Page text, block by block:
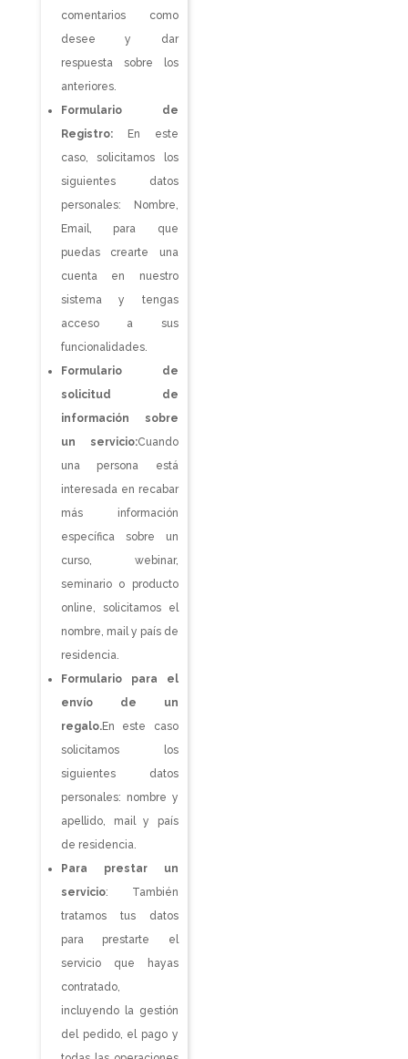
comentarios como
desee y dar
respuesta sobre los
anteriores.
Formulario de
Registro:
En este
caso, solicitamos los
siguientes datos
personales: Nombre,
Email, para que
puedas crearte una
cuenta en nuestro
sistema y tengas
acceso a sus
funcionalidades.
Formulario de
solicitud de
información sobre
un servicio:Cuando
una persona está
interesada en recabar
más información
específica sobre un
curso, webinar,
seminario o producto
online, solicitamos el
nombre, mail y país de
residencia.
Formulario para el
envío de un
regalo.En este caso
solicitamos los
siguientes datos
personales: nombre y
apellido, mail y país
de residencia.
Para prestar un
servicio: También
tratamos tus datos
para prestarte el
servicio que hayas
contratado,
incluyendo la gestión
del pedido, el pago y